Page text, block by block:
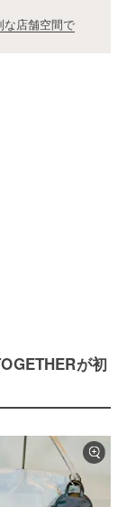
な店舗空間で
が初